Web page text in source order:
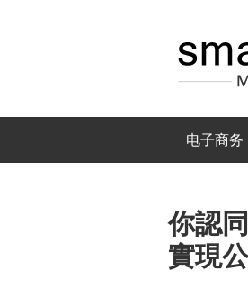
电子商务
你認
實現